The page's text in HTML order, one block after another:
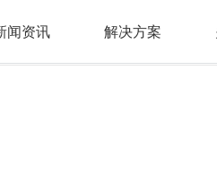
闻资讯 解决方案